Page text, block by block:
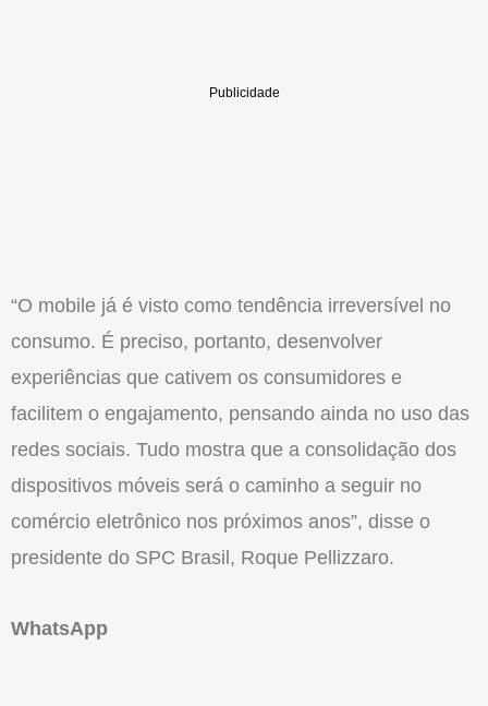
“O mobile já é visto como tendência irreversível no
consumo. É preciso, portanto, desenvolver
experiências que cativem os consumidores e
facilitem o engajamento, pensando ainda no uso das
redes sociais. Tudo mostra que a consolidação dos
dispositivos móveis será o caminho a seguir no
comércio eletrônico nos próximos anos”, disse o
presidente do SPC Brasil, Roque Pellizzaro.
WhatsApp